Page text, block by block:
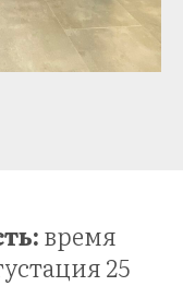
время
25